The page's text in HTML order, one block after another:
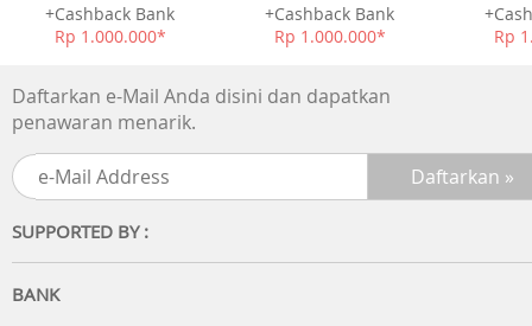
+Cashback Bank
Rp 1.000.000*
+Cashback Bank
Rp 1.000.000*
Rp
Daftarkan e-Mail Anda disini dan dapatkan
penawaran menarik.
SUPPORTED BY :
BANK